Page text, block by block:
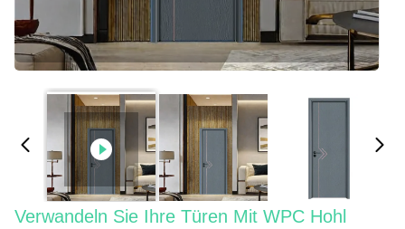
Verwandeln Sie Ihre Türen Mit WPC Hohl